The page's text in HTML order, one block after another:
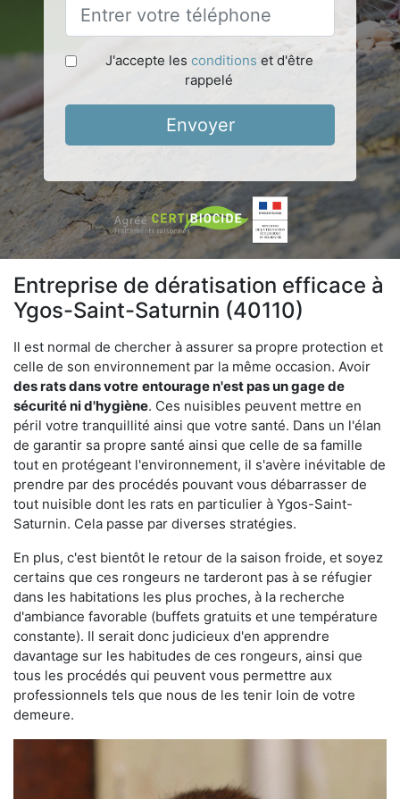
J'accepte les conditions et d'être
rappelé
Envoyer
Entreprise de dératisation efficace à
Ygos-Saint-Saturnin (40110)
Il est normal de chercher à assurer sa propre protection et
celle de son environnement par la même occasion. Avoir
des rats dans votre entourage n'est pas un gage de
sécurité ni d'hygiène. Ces nuisibles peuvent mettre en
péril votre tranquillité ainsi que votre santé. Dans un l'élan
de garantir sa propre santé ainsi que celle de sa famille
tout en protégeant l'environnement, il s'avère inévitable de
prendre par des procédés pouvant vous débarrasser de
tout nuisible dont les rats en particulier à Ygos-Saint-
Saturnin. Cela passe par diverses stratégies.
En plus, c'est bientôt le retour de la saison froide, et soyez
certains que ces rongeurs ne tarderont pas à se réfugier
dans les habitations les plus proches, à la recherche
d'ambiance favorable (buffets gratuits et une température
constante). Il serait donc judicieux d'en apprendre
davantage sur les habitudes de ces rongeurs, ainsi que
tous les procédés qui peuvent vous permettre aux
professionnels tels que nous de les tenir loin de votre
demeure.